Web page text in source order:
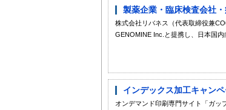
製薬企業・臨床検査会社
株式会社リバネス（代表取締役兼
GENOMINE Inc.と提携し、日本国
インデックス加工キャン
オンデマンド印刷専門サイト「ガッ